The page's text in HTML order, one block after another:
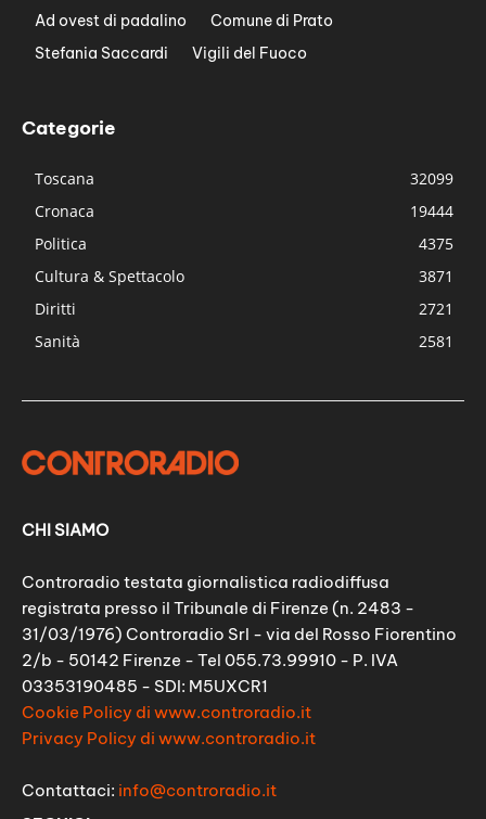
Ad ovest di padalino
Comune di Prato
Stefania Saccardi
Vigili del Fuoco
Categorie
Toscana
32099
Cronaca
19444
Politica
4375
Cultura & Spettacolo
3871
Diritti
2721
Sanità
2581
CHI SIAMO
Controradio testata giornalistica radiodiffusa
registrata presso il Tribunale di Firenze (n. 2483 -
31/03/1976) Controradio Srl - via del Rosso Fiorentino
2/b - 50142 Firenze - Tel 055.73.99910 - P. IVA
03353190485 - SDI: M5UXCR1
Cookie Policy di www.controradio.it
Privacy Policy di www.controradio.it
Contattaci: info@controradio.it